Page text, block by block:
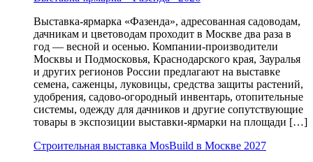
Выставка-ярмарка «Фазенда», адресованная садоводам,
дачникам и цветоводам проходит в Москве два раза в
год — весной и осенью. Компании-производители
Москвы и Подмосковья, Краснодарского края, Зауралья
и других регионов России предлагают на выставке
семена, саженцы, луковицы, средства защиты растений,
удобрения, садово-огородный инвентарь, отопительные
системы, одежду для дачников и другие сопутствующие
товары в экспозиции выставки-ярмарки на площади […]
Строительная выставка MosBuild в Москве 2027